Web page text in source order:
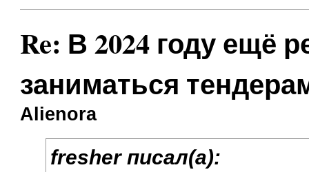
Re: В 2024 году ещё
заниматься
Alienora
fresher писал(а):